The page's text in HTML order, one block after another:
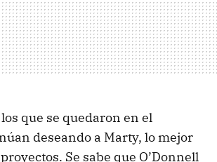
que se quedaron en el
deseando a Marty, lo mejor
Se sabe que O’Donnell